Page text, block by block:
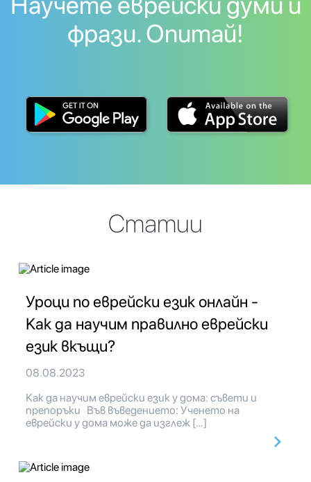
фрази. Опитай!
Статии
Уроци по еврейски език онлайн -
Как да научим правилно еврейски
език вкъщи?
08.08.2023
Как да научим еврейски език у дома: съвети и
препоръки Във въведението: Ученето на
еврейски у дома може да изглеж […]